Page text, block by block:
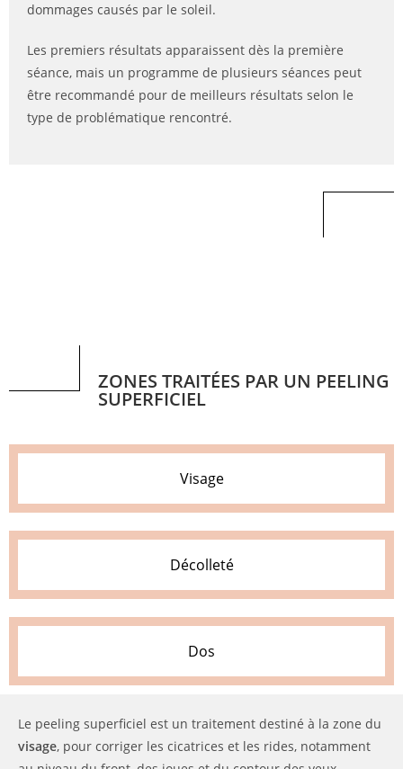
dommages causés par le soleil.
Les premiers résultats apparaissent dès la première
séance, mais un programme de plusieurs séances peut
être recommandé pour de meilleurs résultats selon le
type de problématique rencontré.
ZONES TRAITÉES PAR UN PEELING
SUPERFICIEL
Visage
Décolleté
Dos
Le peeling superficiel est un traitement destiné à la zone du
visage, pour corriger les cicatrices et les rides, notamment